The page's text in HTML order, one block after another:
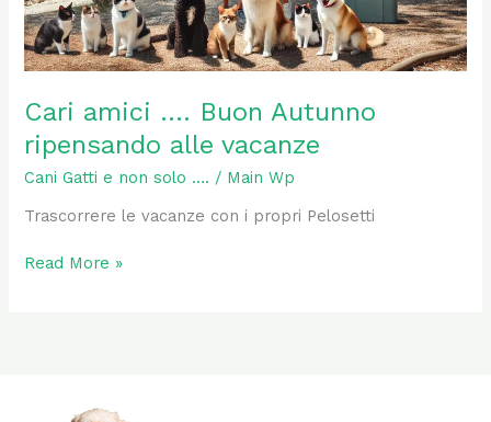
Cari amici …. Buon Autunno
ripensando alle vacanze
Cani Gatti e non solo …. / Main Wp
Trascorrere le vacanze con i propri Pelosetti
Read More »